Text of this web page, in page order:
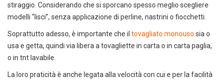
stiraggio. Considerando che si sporcano spesso meglio scegliere
modelli “lisci”, senza applicazione di perline, nastrini o fiocchetti.
Soprattutto adesso, è importante che il tovagliato monouso sia o
usa e getta, quindi via libera a tovagliette in carta o in carta paglia,
o in tnt lavabile.
La loro praticità è anche legata alla velocità con cui e per la facilità